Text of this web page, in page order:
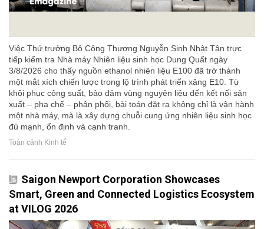
Việc Thứ trưởng Bộ Công Thương Nguyễn Sinh Nhật Tân trực
tiếp kiểm tra Nhà máy Nhiên liệu sinh học Dung Quất ngày
3/8/2026 cho thấy nguồn ethanol nhiên liệu E100 đã trở thành
một mắt xích chiến lược trong lộ trình phát triển xăng E10. Từ
khôi phục công suất, bảo đảm vùng nguyên liệu đến kết nối sản
xuất – pha chế – phân phối, bài toán đặt ra không chỉ là vận hành
một nhà máy, mà là xây dựng chuỗi cung ứng nhiên liệu sinh học
đủ mạnh, ổn định và cạnh tranh.
Toàn cảnh Kinh tế
Saigon Newport Corporation Showcases
Smart, Green and Connected Logistics Ecosystem
at VILOG 2026